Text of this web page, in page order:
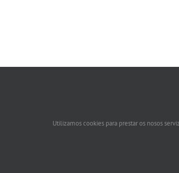
Utilizamos cookies para prestar os nosos